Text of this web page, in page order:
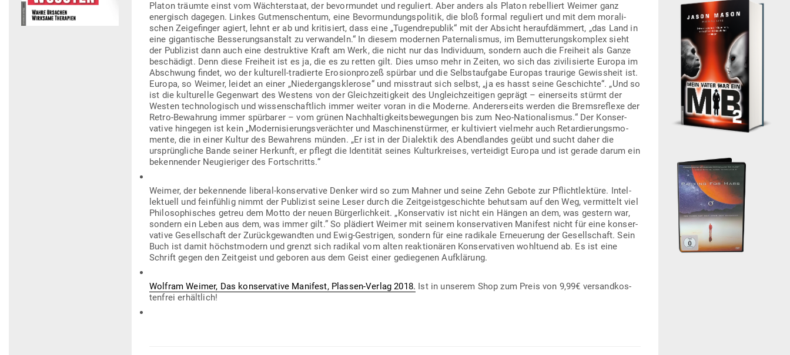
Platon träumte einst vom Wäch­ter­staat, der bevor­mundet und regu­liert. Aber anders als Platon rebel­liert Weimer ganz
ener­gisch dagegen. Linkes Gut­men­schentum, eine Bevor­mun­dungs­po­litik, die bloß formal regu­liert und mit dem mora­li­
schen Zei­ge­finger agiert, lehnt er ab und kri­ti­siert, dass eine „Tugend­re­publik“ mit der Absicht her­auf­dämmert, „das Land in
eine gigan­tische Bes­se­rungs­an­stalt zu ver­wandeln.“ In diesem modernen Pater­na­lismus, im Bemut­te­rungs­komplex sieht
der Publizist dann auch eine destruktive Kraft am Werk, die nicht nur das Indi­viduum, sondern auch die Freiheit als Ganze
beschädigt. Denn diese Freiheit ist es ja, die es zu retten gilt. Dies umso mehr in Zeiten, wo sich das zivi­li­sierte Europa im
Abschwung findet, wo der kul­turell-tra­dierte Ero­si­on­prozeß spürbar und die Selbst­aufgabe Europas traurige Gewissheit ist.
Europa, so Weimer, leidet an einer „Nie­der­gangsklerose“ und miss­traut sich selbst, „ja es hasst seine Geschichte“. „Und so
ist die kul­tu­relle Gegenwart des Westens von der Gleich­zei­tigkeit des Ungleich­zei­tigen geprägt – einer­seits stürmt der
Westen tech­no­lo­gisch und wis­sen­schaftlich immer weiter voran in die Moderne. Ande­rer­seits werden die Brems­re­flexe der
Retro-Bewahrung immer spür­barer – vom grünen Nach­hal­tig­keits­be­we­gungen bis zum Neo-Natio­na­lismus.“ Der Kon­ser­
vative hin­gegen ist kein „Moder­ni­sie­rungs­ver­ächter und Maschi­nen­stürmer, er kul­ti­viert vielmehr auch Retar­die­rungs­mo­
mente, die in einer Kultur des Bewahrens münden. „Er ist in der Dia­lektik des Abend­landes geübt und sucht daher die
ursprüng­liche Bande seiner Her­kunft, er pflegt die Iden­tität seines Kul­tur­kreises, ver­teidigt Europa und ist gerade darum ein
beken­nender Neu­gie­riger des Fortschritts.“
Weimer, der beken­nende liberal-kon­ser­vative Denker wird so zum Mahner und seine Zehn Gebote zur Pflicht­lektüre. Intel­
lek­tuell und fein­fühlig nimmt der Publizist seine Leser durch die Zeit­geist­ge­schichte behutsam auf den Weg, ver­mittelt viel
Phi­lo­so­phi­sches getreu dem Motto der neuen Bür­ger­lichkeit. „Kon­ser­vativ ist nicht ein Hängen an dem, was gestern war,
sondern ein Leben aus dem, was immer gilt.” So plä­diert Weimer mit seinem kon­ser­va­tiven Manifest nicht für eine kon­ser­
vative Gesell­schaft der Zurück­ge­wandten und Ewig-Gest­rigen, sondern für eine radikale Erneuerung der Gesell­schaft. Sein
Buch ist damit höchst­modern und grenzt sich radikal vom alten reak­tio­nären Kon­ser­va­tiven wohl­tuend ab. Es ist eine
Schrift gegen den Zeit­geist und geboren aus dem Geist einer gedie­genen Aufklärung.
Wolfram Weimer, Das kon­ser­vative Manifest, Plassen-Verlag 2018. Ist in unserem Shop zum Preis von 9,99€ ver­sand­kos­
tenfrei erhältlich!